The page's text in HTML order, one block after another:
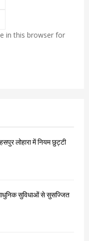
in this browser for
लोहारा में नियम छुट्टी
सुविधाओं से सुसज्जित